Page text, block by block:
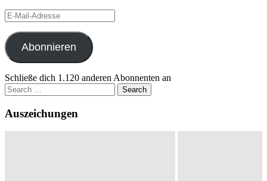
E-
Mail-
Adresse
Abonnieren
Schließe dich 1.120 anderen Abonnenten an
Search
for:
Auszeichungen